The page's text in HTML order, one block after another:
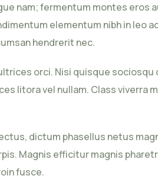
nam; fermentum montes eros
elementum nibh in leo
hendrerit nec.
orci. Nisi quisque
litora vel nullam. Class viverra
dictum phasellus netus
Magnis efficitur magnis
fusce.